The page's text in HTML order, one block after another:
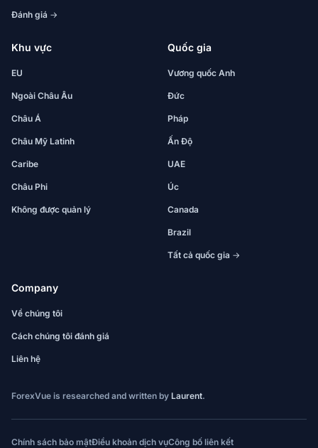
Đánh giá →
Khu vực
EU
Ngoài Châu Âu
Châu Á
Châu Mỹ Latinh
Caribe
Châu Phi
Không được quản lý
Quốc gia
Vương quốc Anh
Đức
Pháp
Ấn Độ
UAE
Úc
Canada
Brazil
Tất cả quốc gia →
Company
Về chúng tôi
Cách chúng tôi đánh giá
Liên hệ
ForexVue is researched and written by Laurent.
Chính sách bảo mậtĐiều khoản dịch vụCông bố liên kết